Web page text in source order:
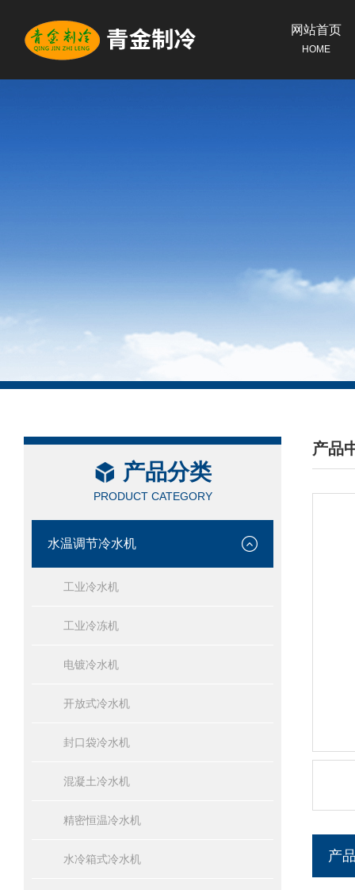
网站首页
HOME
产品分类
PRODUCT CATEGORY
水温调节冷水机
工业冷水机
工业冷冻机
电镀冷水机
开放式冷水机
封口袋冷水机
混凝土冷水机
精密恒温冷水机
水冷箱式冷水机
产品
/
产